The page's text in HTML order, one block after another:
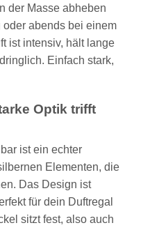
der Masse abheben
abends bei einem
ist intensiv, hält lange
Einfach stark,
Optik trifft
ist ein echter
Elementen, die
Das Design ist
für dein Duftregal
sitzt fest, also auch